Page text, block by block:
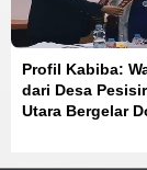
Profil Kabiba:
dari Desa
Utara Bergelar